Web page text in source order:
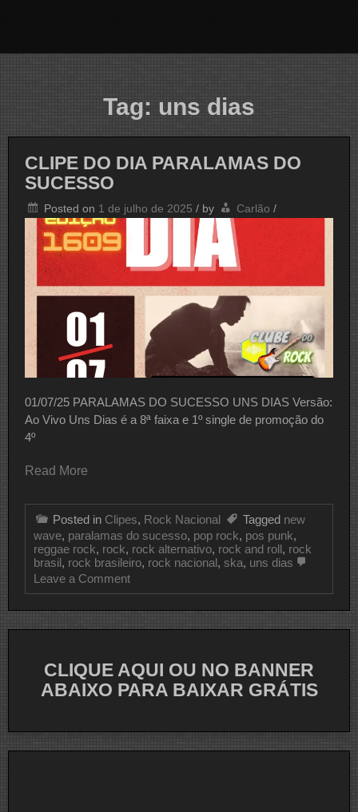
Tag: uns dias
CLIPE DO DIA PARALAMAS DO
SUCESSO
Posted on 1 de julho de 2025 / by Carlão /
01/07/25 PARALAMAS DO SUCESSO UNS DIAS Versão:
Ao Vivo Uns Dias é a 8ª faixa e 1º single de promoção do
4º
Read More
Posted in Clipes, Rock Nacional Tagged new
wave, paralamas do sucesso, pop rock, pos punk,
reggae rock, rock, rock alternativo, rock and roll, rock
brasil, rock brasileiro, rock nacional, ska, uns dias
Leave a Commenton
CLIPE
PARALAMAS
CLIQUE AQUI OU NO BANNER
ABAIXO PARA BAIXAR GRÁTIS